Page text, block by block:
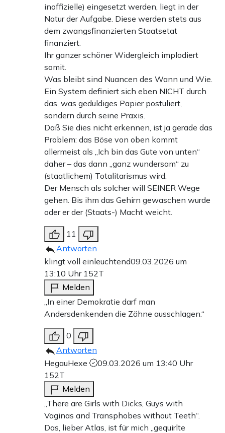
inoffizielle) eingesetzt werden, liegt in der
Natur der Aufgabe. Diese werden stets aus
dem zwangsfinanzierten Staatsetat
finanziert.
Ihr ganzer schöner Widergleich implodiert
somit.
Was bleibt sind Nuancen des Wann und Wie.
Ein System definiert sich eben NICHT durch
das, was geduldiges Papier postuliert,
sondern durch seine Praxis.
Daß Sie dies nicht erkennen, ist ja gerade das
Problem: das Böse von oben kommt
allermeist als „Ich bin das Gute von unten“
daher – das dann „ganz wundersam“ zu
(staatlichem) Totalitarismus wird.
Der Mensch als solcher will SEINER Wege
gehen. Bis ihm das Gehirn gewaschen wurde
oder er der (Staats-) Macht weicht.
11
Antworten
klingt voll einleuchtend09.03.2026 um
13:10 Uhr 152T
Melden
„In einer Demokratie darf man
Andersdenkenden die Zähne ausschlagen.“
0
Antworten
HegauHexe
09.03.2026 um 13:40 Uhr
152T
Melden
„There are Girls with Dicks, Guys with
Vaginas and Transphobes without Teeth“.
Das, lieber Atlas, ist für mich „gequirlte